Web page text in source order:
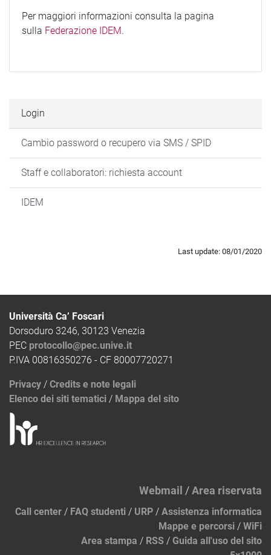
Per maggiori informazioni consulta la pagina
sulla Federazione IDEM.
Login
Cambio password o recupero via SMS / SPID
Staff e collaboratori: richiesta account
IDEM
Last update: 08/01/2020
Università Ca’ Foscari
Dorsoduro 3246, 30123 Venezia
PEC protocollo@pec.unive.it
P.IVA 00816350276 - CF 80007720271
Privacy / Credits e note legali
Elenco dei siti tematici / Mappa del sito
Webmail /Area riservata
Call center / FAQ studenti / URP / Assistenza informatica
Mappe e percorsi / WiFi
Area stampa / RSS / Guida all'uso del sito